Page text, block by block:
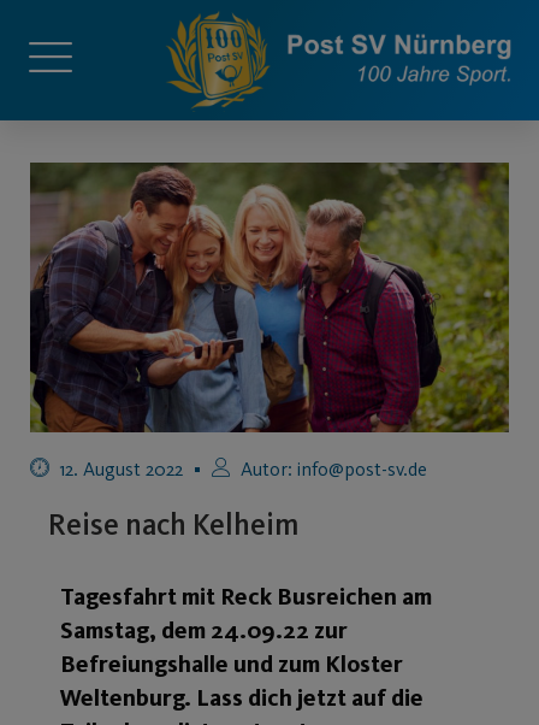
12. August 2022 Autor: info@post-sv.de
Reise nach Kelheim
Tagesfahrt mit Reck Busreichen am
Samstag, dem 24.09.22 zur
Befreiungshalle und zum Kloster
Weltenburg. Lass dich jetzt auf die